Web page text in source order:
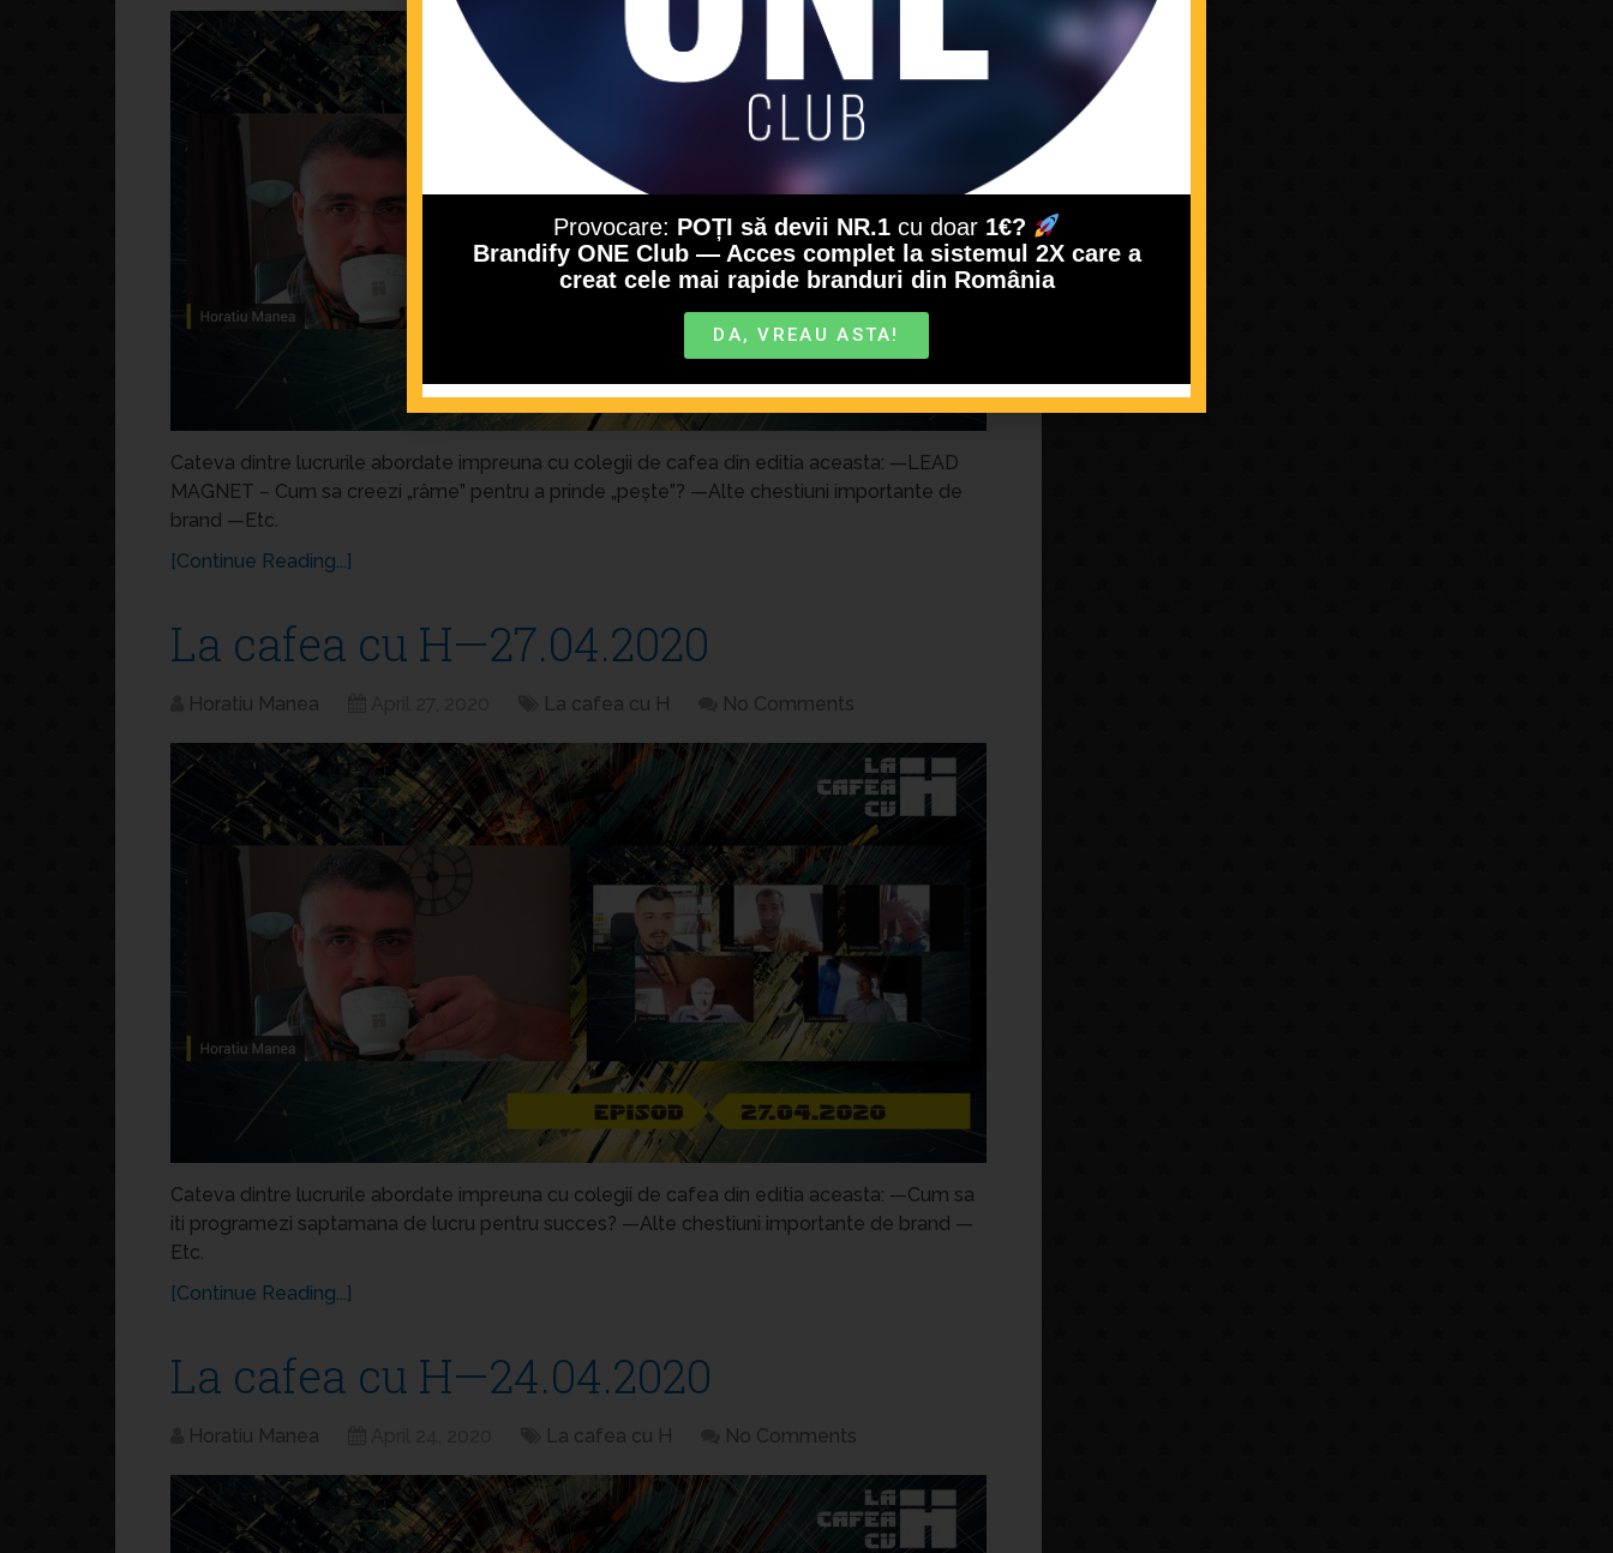
Cateva dintre lucrurile abordate impreuna cu colegii de cafea din editia aceasta: —LEAD
MAGNET – Cum sa creezi „râme” pentru a prinde „pește”? —Alte chestiuni importante de
brand —Etc.
[Continue Reading...]
La cafea cu H—27.04.2020
Horatiu Manea La cafea cu H No Comments
Cateva dintre lucrurile abordate impreuna cu colegii de cafea din editia aceasta: —Cum sa
iti programezi saptamana de lucru pentru succes? —Alte chestiuni importante de brand —
Etc.
[Continue Reading...]
La cafea cu H—24.04.2020
Horatiu Manea La cafea cu H No Comments
Provocare: POȚI să devii NR.1cu doar 1€?
Brandify ONE Club — Acces complet la sistemul 2X care a
creat cele mai rapide branduri din România
DA, VREAU ASTA!